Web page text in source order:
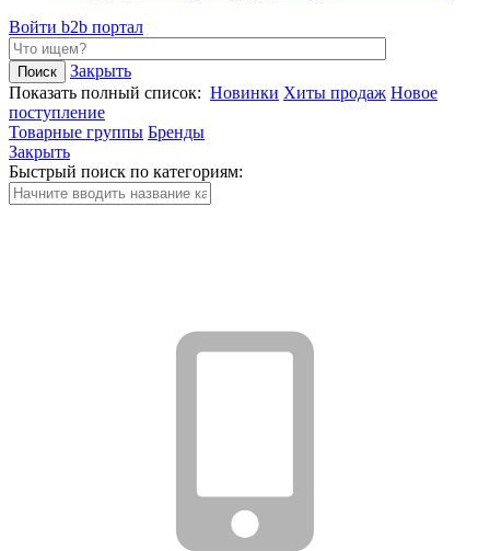
Войти b2b портал
Закрыть
Показать полный список: Новинки Хиты продаж Новое
поступление
Товарные группы Бренды
Закрыть
Быстрый поиск по категориям: